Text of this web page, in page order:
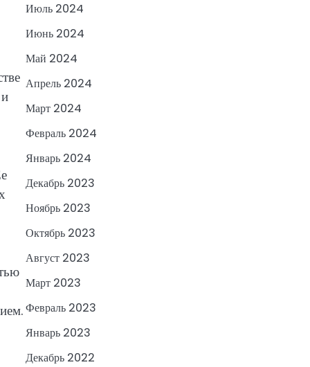
Июль 2024
Июнь 2024
Май 2024
Апрель 2024
Март 2024
Февраль 2024
Январь 2024
Декабрь 2023
Ноябрь 2023
Октябрь 2023
Август 2023
Март 2023
Февраль 2023
Январь 2023
Декабрь 2022